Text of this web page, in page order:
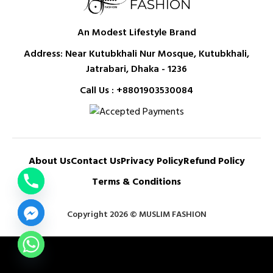
An Modest Lifestyle Brand
Address: Near Kutubkhali Nur Mosque, Kutubkhali,
Jatrabari, Dhaka - 1236
Call Us : +8801903530084
About UsContact UsPrivacy PolicyRefund Policy
Terms & Conditions
Copyright 2026 © MUSLIM FASHION